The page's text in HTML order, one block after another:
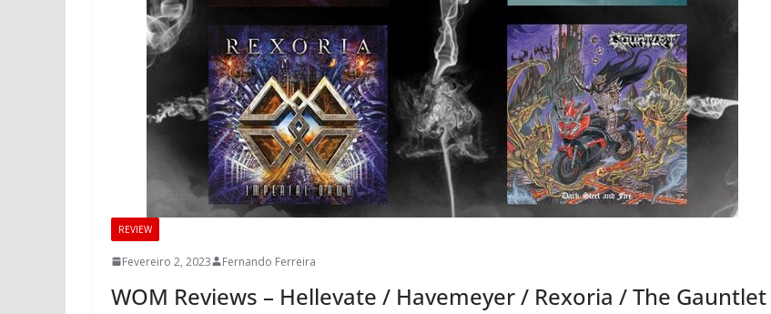
REVIEW
Fevereiro 2, 2023 Fernando Ferreira
WOM Reviews – Hellevate / Havemeyer / Rexoria / The Gauntlet